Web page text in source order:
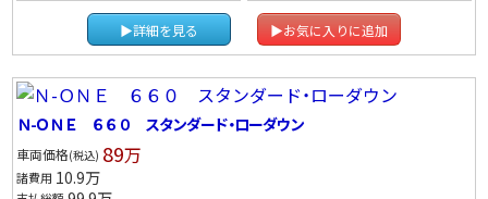
▶詳細を見る ▶お気に入りに追加
Ｎ-ＯＮＥ ６６０ スタンダード・ローダウン
車両価格(税込) 89万
諸費用 10.9万